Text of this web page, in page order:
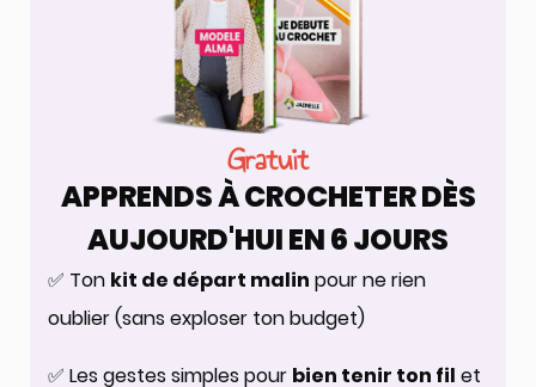
Gratuit
APPRENDS À CROCHETER DÈS
AUJOURD'HUI EN 6 JOURS
✅ Ton kit de départ malin pour ne rien
oublier (sans exploser ton budget)
✅ Les gestes simples pour bien tenir ton fil et